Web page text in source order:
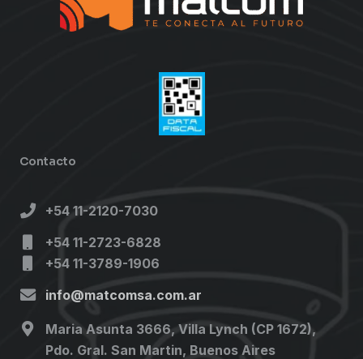
Contacto
+54 11-2120-7030
+54 11-2723-6828
+54 11-3789-1906
info@matcomsa.com.ar
Maria Asunta 3666, Villa Lynch (CP 1672),
Pdo. Gral. San Martin, Buenos Aires